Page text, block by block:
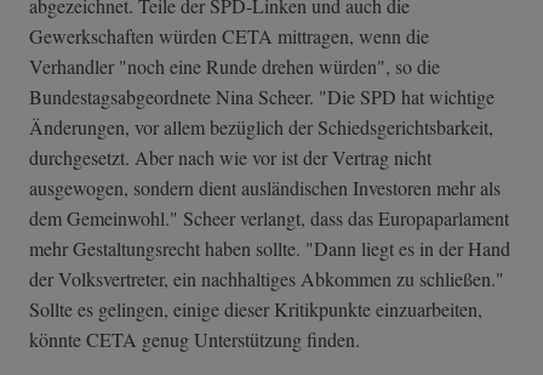
abgezeichnet. Teile der SPD-Linken und auch die
Gewerkschaften würden CETA mittragen, wenn die
Verhandler "noch eine Runde drehen würden", so die
Bundestagsabgeordnete Nina Scheer. "Die SPD hat wichtige
Änderungen, vor allem bezüglich der Schiedsgerichtsbarkeit,
durchgesetzt. Aber nach wie vor ist der Vertrag nicht
ausgewogen, sondern dient ausländischen Investoren mehr als
dem Gemeinwohl." Scheer verlangt, dass das Europaparlament
mehr Gestaltungsrecht haben sollte. "Dann liegt es in der Hand
der Volksvertreter, ein nachhaltiges Abkommen zu schließen."
Sollte es gelingen, einige dieser Kritikpunkte einzuarbeiten,
könnte CETA genug Unterstützung finden.